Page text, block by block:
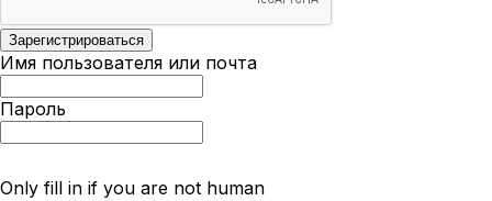
Имя пользователя или почта
Пароль
Only fill in if you are not human